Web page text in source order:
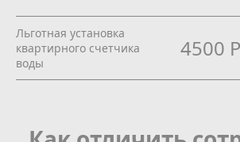
Льготная установка
квартирного счетчика
воды
4500 Р